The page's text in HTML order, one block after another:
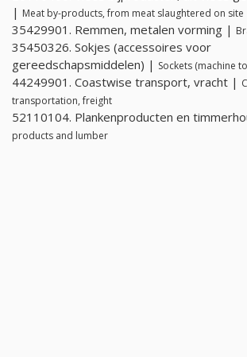
| Meat by-products, from meat slaughtered on site
35429901. Remmen, metalen vorming |
35450326. Sokjes (accessoires voor
gereedschapsmiddelen) | Sockets (machine
44249901. Coastwise transport, vracht |
transportation, freight
52110104. Plankenproducten en
products and lumber